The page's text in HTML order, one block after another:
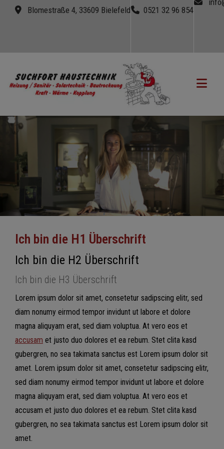
Blomestraße 4, 33609 Bielefeld 0521 32 96 854
Ich bin die H1 Überschrift
Ich bin die H2 Überschrift
Ich bin die H3 Überschrift
Lorem ipsum dolor sit amet, consetetur sadipscing elitr, sed
diam nonumy eirmod tempor invidunt ut labore et dolore
magna aliquyam erat, sed diam voluptua. At vero eos et
accusam et justo duo dolores et ea rebum. Stet clita kasd
gubergren, no sea takimata sanctus est Lorem ipsum dolor sit
amet. Lorem ipsum dolor sit amet, consetetur sadipscing elitr,
sed diam nonumy eirmod tempor invidunt ut labore et dolore
magna aliquyam erat, sed diam voluptua. At vero eos et
accusam et justo duo dolores et ea rebum. Stet clita kasd
gubergren, no sea takimata sanctus est Lorem ipsum dolor sit
amet.